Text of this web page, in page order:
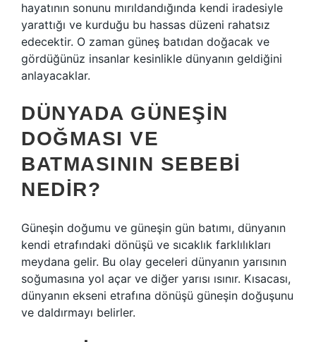
hayatının sonunu mırıldandığında kendi iradesiyle
yarattığı ve kurduğu bu hassas düzeni rahatsız
edecektir. O zaman güneş batıdan doğacak ve
gördüğünüz insanlar kesinlikle dünyanın geldiğini
anlayacaklar.
DÜNYADA GÜNEŞIN
DOĞMASI VE
BATMASININ SEBEBI
NEDIR?
Güneşin doğumu ve güneşin gün batımı, dünyanın
kendi etrafındaki dönüşü ve sıcaklık farklılıkları
meydana gelir. Bu olay geceleri dünyanın yarısının
soğumasına yol açar ve diğer yarısı ısınır. Kısacası,
dünyanın ekseni etrafına dönüşü güneşin doğuşunu
ve daldırmayı belirler.